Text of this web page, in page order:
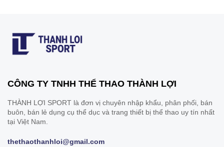
CÔNG TY TNHH THỂ THAO THÀNH LỢI
THÀNH LỢI SPORT là đơn vị chuyên nhập khẩu, phân phối, bán
buôn, bán lẻ dụng cụ thể dục và trang thiết bị thể thao uy tín nhất
tại Việt Nam.
thethaothanhloi@gmail.com